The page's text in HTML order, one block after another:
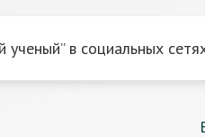
в социальных